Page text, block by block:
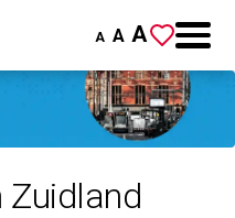
A A A
Zuidland